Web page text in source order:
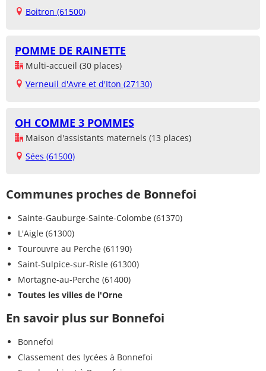
Boitron (61500)
POMME DE RAINETTE
Multi-accueil (30 places)
Verneuil d'Avre et d'Iton (27130)
OH COMME 3 POMMES
Maison d'assistants maternels (13 places)
Sées (61500)
Communes proches de Bonnefoi
Sainte-Gauburge-Sainte-Colombe (61370)
L'Aigle (61300)
Tourouvre au Perche (61190)
Saint-Sulpice-sur-Risle (61300)
Mortagne-au-Perche (61400)
Toutes les villes de l'Orne
En savoir plus sur Bonnefoi
Bonnefoi
Classement des lycées à Bonnefoi